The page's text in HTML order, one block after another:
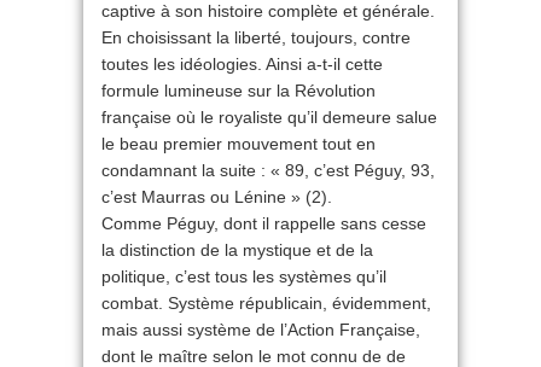
captive à son histoire complète et générale.
En choisissant la liberté, toujours, contre
toutes les idéologies. Ainsi a-t-il cette
formule lumineuse sur la Révolution
française où le royaliste qu’il demeure salue
le beau premier mouvement tout en
condamnant la suite : « 89, c’est Péguy, 93,
c’est Maurras ou Lénine » (2).
Comme Péguy, dont il rappelle sans cesse
la distinction de la mystique et de la
politique, c’est tous les systèmes qu’il
combat. Système républicain, évidemment,
mais aussi système de l’Action Française,
dont le maître selon le mot connu de de